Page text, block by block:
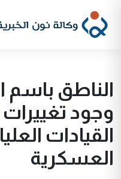
الناطق باسم
وجود
القيادات
العسكرية